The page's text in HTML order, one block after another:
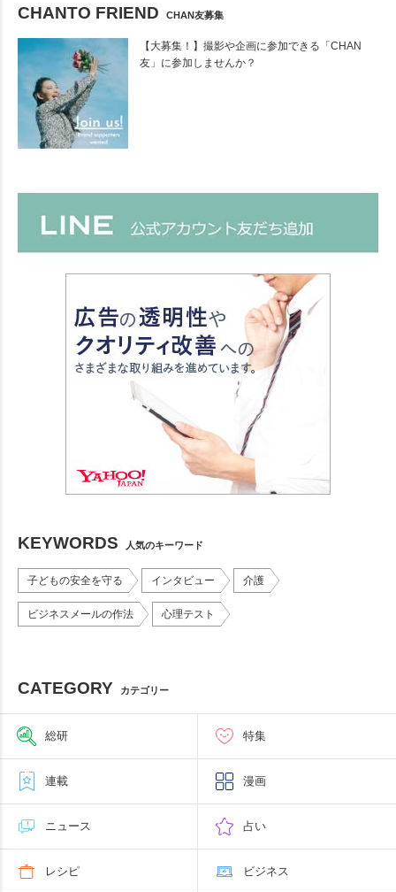
CHANTO FRIEND CHAN友募集
【大募集！】撮影や企画に参加できる「CHAN
友」に参加しませんか？
KEYWORDS 人気のキーワード
子どもの安全を守る インタビュー 介護
ビジネスメールの作法 心理テスト
CATEGORY カテゴリー
総研 特集
連載 漫画
ニュース 占い
レシピ ビジネス